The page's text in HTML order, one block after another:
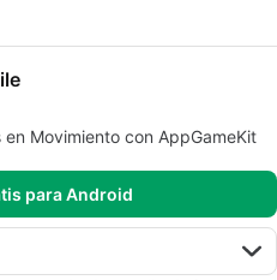
Movimiento con AppGameKit
para Android